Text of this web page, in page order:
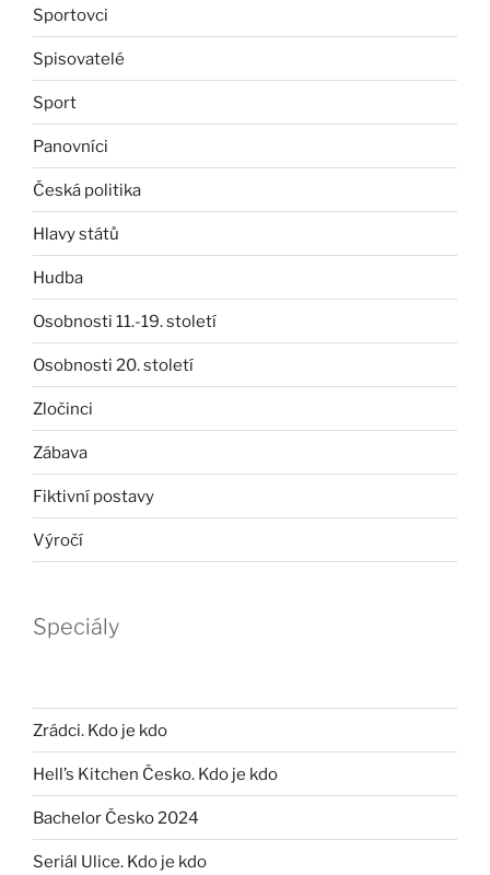
Sportovci
Spisovatelé
Sport
Panovníci
Česká politika
Hlavy států
Hudba
Osobnosti 11.-19. století
Osobnosti 20. století
Zločinci
Zábava
Fiktivní postavy
Výročí
Speciály
Zrádci. Kdo je kdo
Hell’s Kitchen Česko. Kdo je kdo
Bachelor Česko 2024
Seriál Ulice. Kdo je kdo